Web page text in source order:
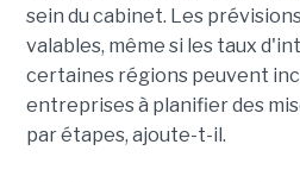
sein du cabinet. Les
valables, même si les taux
certaines régions peuvent
entreprises à planifier des
par étapes, ajoute-t-il.